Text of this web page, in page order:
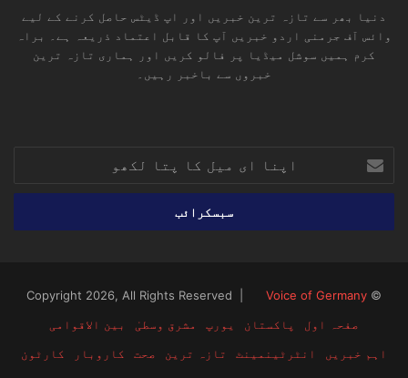
دنیا بھر سے تازہ ترین خبریں اور اپ ڈیٹس حاصل کرنے کے لیے
وائس آف جرمنی اردو خبریں آپ کا قابل اعتماد ذریعہ ہے۔ براہ
کرم ہمیں سوشل میڈیا پر فالو کریں اور ہماری تازہ ترین
خبروں سے باخبر رہیں۔
ای
میل
پتا
© Copyright 2026, All Rights Reserved |
Voice of Germany
صفحہ اول
پاکستان یورپ مشرق وسطیٰ
بین الاقوامی
اہم خبریں
انٹرٹینمینٹ تازہ ترین صحت کاروبار
کارٹون